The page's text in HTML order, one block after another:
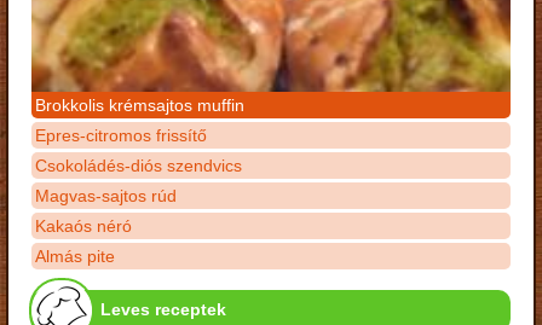
Brokkolis krémsajtos muffin
Epres-citromos frissítő
Csokoládés-diós szendvics
Magvas-sajtos rúd
Kakaós néró
Almás pite
Leves receptek